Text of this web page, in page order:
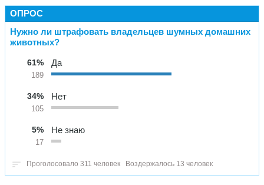
ОПРОС
Нужно ли штрафовать владельцев шумных домашних
животных?
61%
189
Да
34%
105
Нет
5%
17
Не знаю
Проголосовало 311 человек Воздержалось 13 человек